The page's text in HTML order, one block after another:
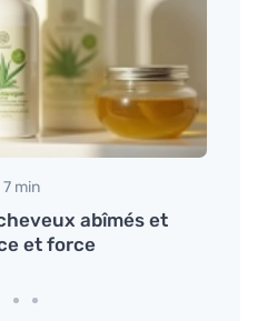
7 min
abîmés et
et force